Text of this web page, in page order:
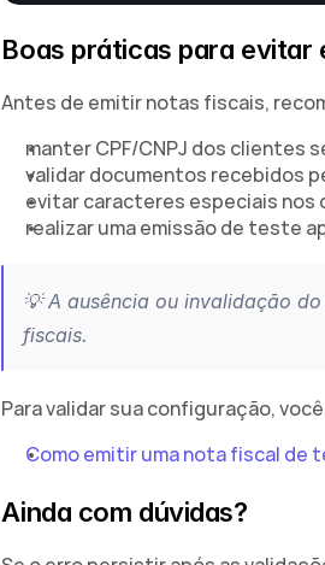
Boas práticas para evitar
Antes de emitir notas fiscais,
manter CPF/CNPJ dos clientes
validar documentos recebidos
evitar caracteres especiais nos
realizar uma emissão de teste
💡 A ausência ou invalidação
fiscais.
Para validar sua configuração,
Como emitir uma nota fiscal de
Ainda com dúvidas?